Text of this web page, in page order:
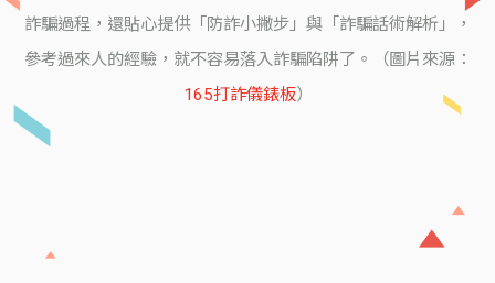
詐騙過程，還貼心提供「防詐小撇步」與「詐騙話術解析」，
參考過來人的經驗，就不容易落入詐騙陷阱了。（圖片來源：
165打詐儀錶板）